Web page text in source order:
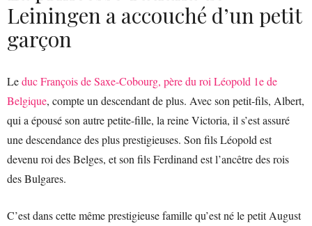
Leiningen a accouché d’un petit
garçon
Leduc François de Saxe-Cobourg, père du roi Léopold 1e de
Belgique, compte un descendant de plus. Avec son petit-fils, Albert,
qui a épousé son autre petite-fille, la reine Victoria, il s’est assuré
une descendance des plus prestigieuses. Son fils Léopold est
devenu roi des Belges, et son fils Ferdinand est l’ancêtre des rois
des Bulgares.
C’est dans cette même prestigieuse famille qu’est né le petit August